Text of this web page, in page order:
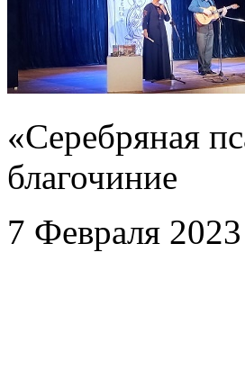
«Серебряная
благочиние
7 Февраля 2023